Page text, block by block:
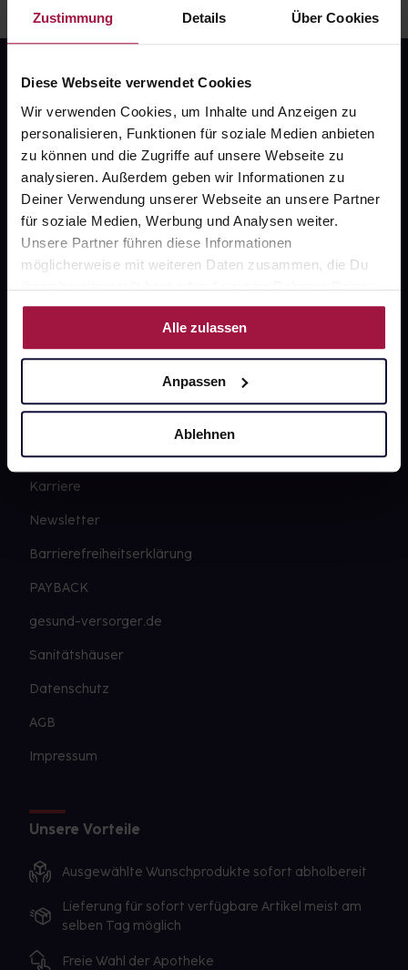
Zustimmung Details Über Cookies
Diese Webseite verwendet Cookies
Wir verwenden Cookies, um Inhalte und Anzeigen zu
personalisieren, Funktionen für soziale Medien anbieten
zu können und die Zugriffe auf unsere Webseite zu
analysieren. Außerdem geben wir Informationen zu
Deiner Verwendung unserer Webseite an unsere Partner
für soziale Medien, Werbung und Analysen weiter.
Unsere Partner führen diese Informationen
möglicherweise mit weiteren Daten zusammen, die Du
ihnen bereitgestellt hast oder die sie im Rahmen Deiner
Nutzung der Dienste gesammelt haben.
Alle zulassen
Anpassen
Ablehnen
Fragen zu Deiner Bestellung?
Kontakt
Widerrufsformular
gesund.de
Über uns
Karriere
Newsletter
Barrierefreiheitserklärung
PAYBACK
gesund-versorger.de
Sanitätshäuser
Datenschutz
AGB
Impressum
Unsere Vorteile
Ausgewählte Wunschprodukte sofort abholbereit
Lieferung für sofort verfügbare Artikel meist am
selben Tag möglich
Freie Wahl der Apotheke